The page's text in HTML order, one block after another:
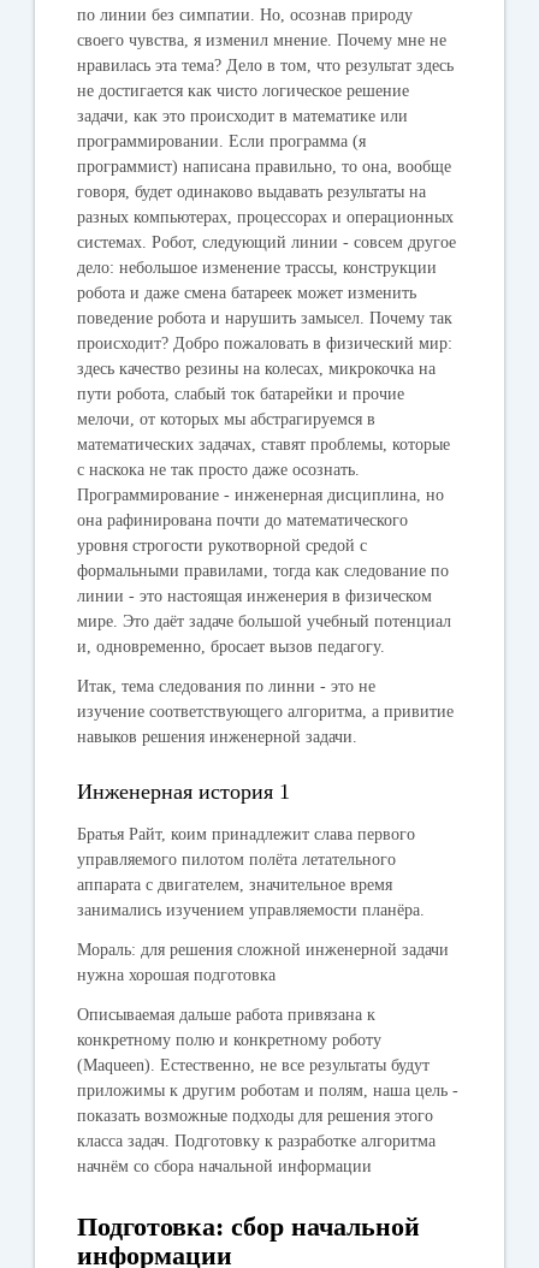
по линии без симпатии. Но, осознав природу
своего чувства, я изменил мнение. Почему мне не
нравилась эта тема? Дело в том, что результат здесь
не достигается как чисто логическое решение
задачи, как это происходит в математике или
программировании. Если программа (я
программист) написана правильно, то она, вообще
говоря, будет одинаково выдавать результаты на
разных компьютерах, процессорах и операционных
системах. Робот, следующий линии - совсем другое
дело: небольшое изменение трассы, конструкции
робота и даже смена батареек может изменить
поведение робота и нарушить замысел. Почему так
происходит? Добро пожаловать в физический мир:
здесь качество резины на колесах, микрокочка на
пути робота, слабый ток батарейки и прочие
мелочи, от которых мы абстрагируемся в
математических задачах, ставят проблемы, которые
с наскока не так просто даже осознать.
Программирование - инженерная дисциплина, но
она рафинирована почти до математического
уровня строгости рукотворной средой с
формальными правилами, тогда как следование по
линии - это настоящая инженерия в физическом
мире. Это даёт задаче большой учебный потенциал
и, одновременно, бросает вызов педагогу.
Итак,тема следования по линни - это не
изучение соответствующего алгоритма, а привитие
навыков решения инженерной задачи
Инженерная история 1
Братья Райт, коим принадлежит слава первого
управляемого пилотом полёта летательного
аппарата с двигателем, значительное время
занимались изучением управляемости планёра.
Мораль: для решения сложной инженерной задачи
нужна хорошая подготовка
Описываемая дальше работа привязана к
конкретному полю и конкретному роботу
(Maqueen). Естественно, не все результаты будут
приложимы к другим роботам и полям, наша цель -
показать возможные подходы для решения этого
класса задач. Подготовку к разработке алгоритма
начнём со сбора начальной информации
Подготовка: сбор начальной
информации